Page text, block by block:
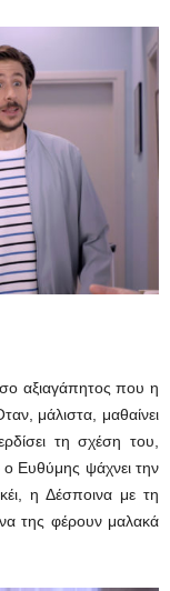
αξιαγάπητος που η
μάλιστα, μαθαίνει
τη σχέση του,
ο Ευθύμης ψάχνει την
η Δέσποινα με τη
της φέρουν μαλακά